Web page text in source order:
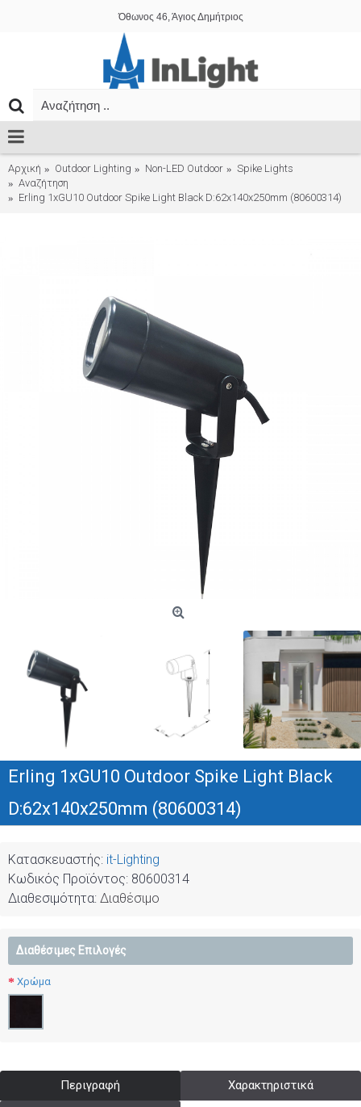
Όθωνος 46, Άγιος Δημήτριος
Αρχική Outdoor Lighting Non-LED Outdoor
Spike Lights
Αναζήτηση
Erling 1xGU10 Outdoor Spike Light Black D:62x140x250mm (80600314)
Erling 1xGU10 Outdoor Spike Light Black
D:62x140x250mm (80600314)
Κατασκευαστής: it-Lighting
Κωδικός Προϊόντος: 80600314
Διαθεσιμότητα: Διαθέσιμο
Διαθέσιμες Επιλογές
Χρώμα
Περιγραφή Χαρακτηριστικά